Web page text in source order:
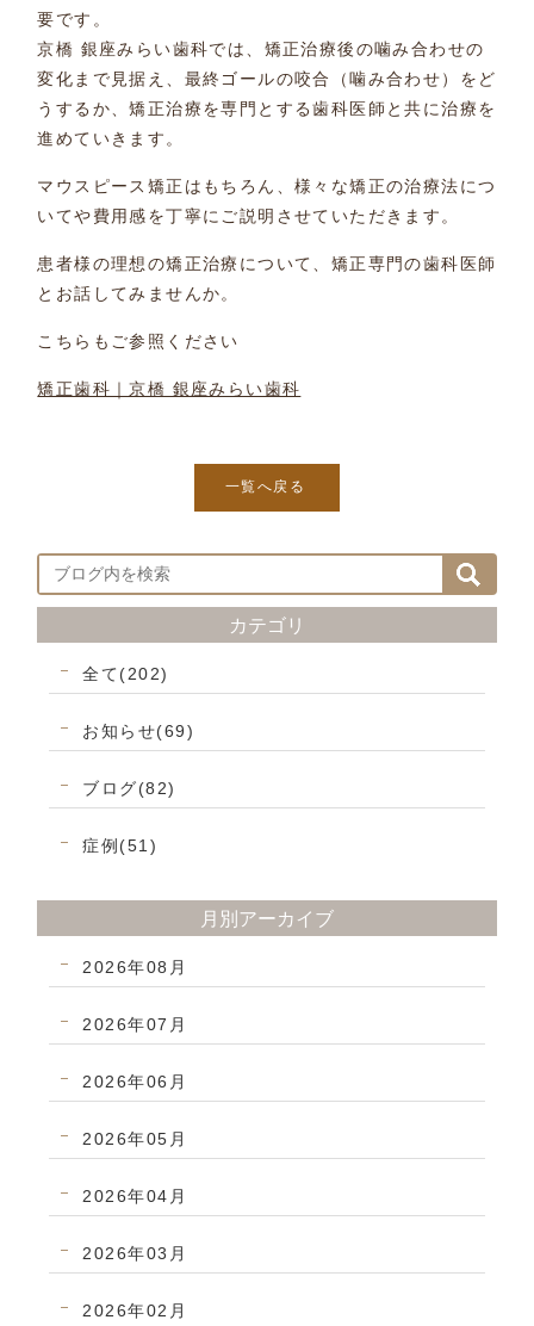
カテゴリ
全て(202)
お知らせ(69)
ブログ(82)
症例(51)
月別アーカイブ
2026年08月
2026年07月
2026年06月
2026年05月
2026年04月
2026年03月
2026年02月
要です。
京橋 銀座みらい歯科では、矯正治療後の噛み合わせの
変化まで見据え、最終ゴールの咬合（噛み合わせ）をど
うするか、矯正治療を専門とする歯科医師と共に治療を
進めていきます。
マウスピース矯正はもちろん、様々な矯正の治療法につ
いてや費用感を丁寧にご説明させていただきます。
患者様の理想の矯正治療について、矯正専門の歯科医師
とお話してみませんか。
こちらもご参照ください
矯正歯科｜京橋 銀座みらい歯科
一覧へ戻る